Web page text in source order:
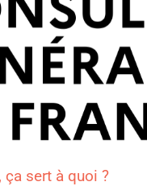
ça sert à quoi ?